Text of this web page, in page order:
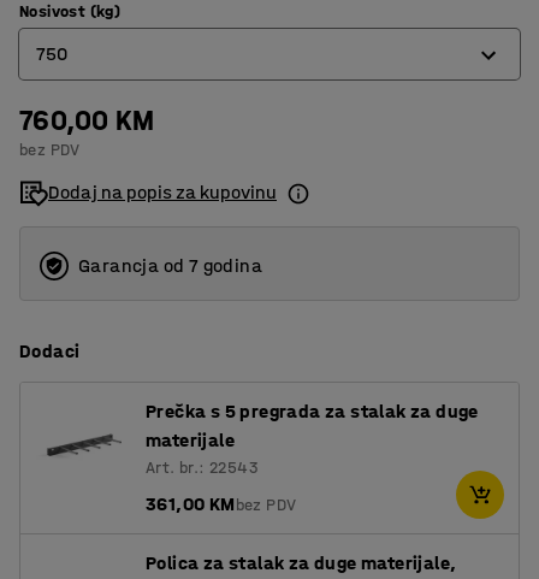
Dvostrana
Jednostrana
Nosivost (kg)
750
750
1500
760,00 KM
bez PDV
Dodaj na popis za kupovinu
Garancja od 7 godina
Dodaci
Prečka s 5 pregrada za stalak za duge
materijale
Art. br.: 22543
361,00 KMbez PDV
Polica za stalak za duge materijale,